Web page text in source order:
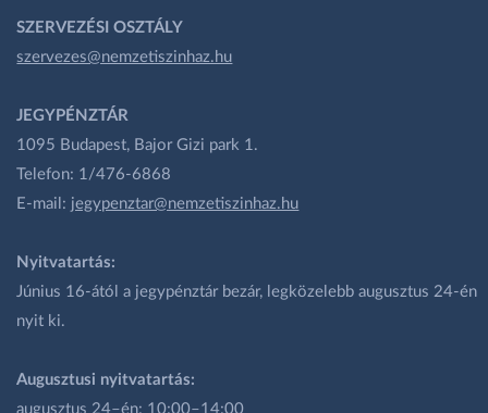
SZERVEZÉSI OSZTÁLY
szervezes@nemzetiszinhaz.hu
JEGYPÉNZTÁR
1095 Budapest, Bajor Gizi park 1.
Telefon: 1/476-6868
E-mail: jegypenztar@nemzetiszinhaz.hu
Nyitvatartás:
Június 16-ától a jegypénztár bezár, legközelebb augusztus 24-én
nyit ki.
Augusztusi nyitvatartás:
augusztus 24–én: 10:00–14:00